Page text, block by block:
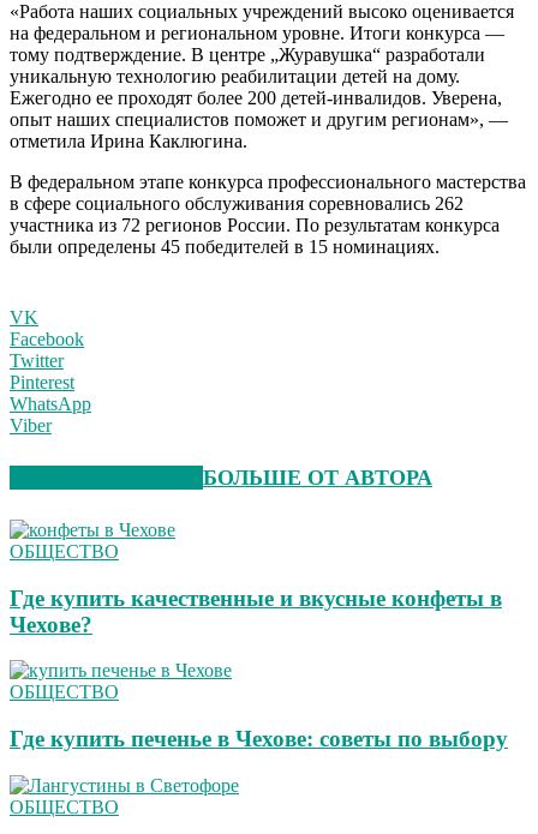
«Работа наших социальных учреждений высоко оценивается
на федеральном и региональном уровне. Итоги конкурса —
тому подтверждение. В центре „Журавушка“ разработали
уникальную технологию реабилитации детей на дому.
Ежегодно ее проходят более 200 детей-инвалидов. Уверена,
опыт наших специалистов поможет и другим регионам», —
отметила Ирина Каклюгина.
В федеральном этапе конкурса профессионального мастерства
в сфере социального обслуживания соревновались 262
участника из 72 регионов России. По результатам конкурса
были определены 45 победителей в 15 номинациях.
VK
Facebook
Twitter
Pinterest
WhatsApp
Viber
БОЛЬШЕ ОТ АВТОРА
ОБЩЕСТВО
Где купить качественные и вкусные конфеты в
Чехове?
ОБЩЕСТВО
Где купить печенье в Чехове: советы по выбору
ОБЩЕСТВО